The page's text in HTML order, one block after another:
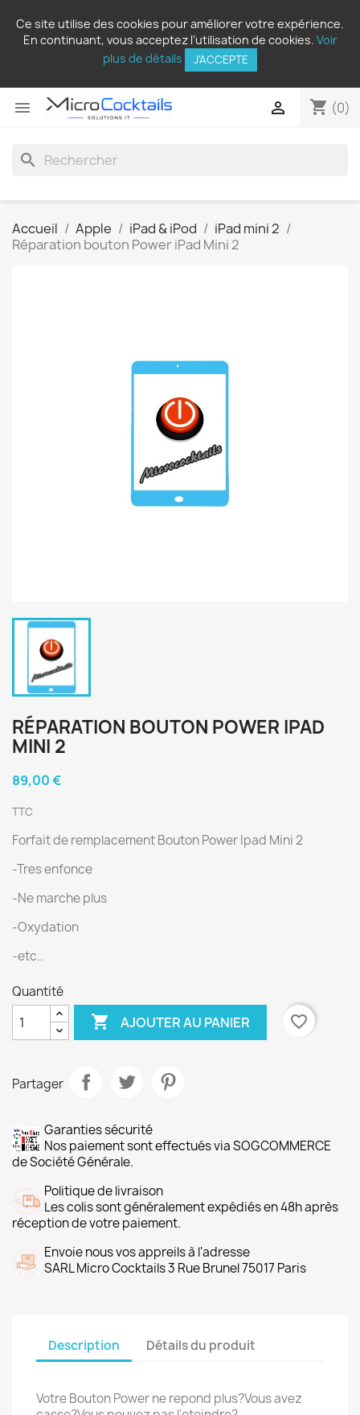
Ce site utilise des cookies pour améliorer votre expérience.
En continuant, vous acceptez l’utilisation de cookies. Voir
plus de détails
J'ACCEPTE
 shopping_cart (0)

search
Accueil Apple iPad & iPod
iPad mini 2
Réparation bouton Power iPad Mini 2
RÉPARATION BOUTON POWER IPAD
MINI 2
89,00 €
TTC
Forfait de remplacement Bouton Power Ipad Mini 2
-Tres enfonce
-Ne marche plus
-Oxydation
-etc..
Quantité
 AJOUTER AU PANIER favorite_border
Partager
Garanties sécurité
Nos paiement sont effectués via SOGCOMMERCE
de Société Générale.
Politique de livraison
Les colis sont généralement expédiés en 48h après
réception de votre paiement.
Envoie nous vos appreils à l'adresse
SARL Micro Cocktails 3 Rue Brunel 75017 Paris
Description Détails du produit
Votre Bouton Power ne repond plus?Vous avez